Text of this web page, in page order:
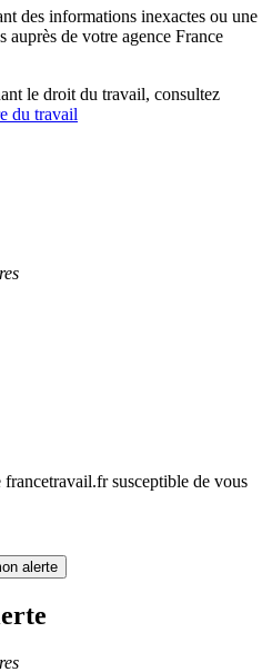
des informations inexactes ou une
auprès de votre agence France
le droit du travail, consultez
du travail
susceptible de vous
alerte